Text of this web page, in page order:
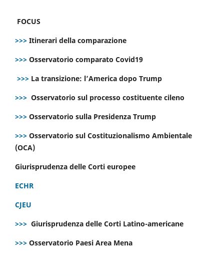
FOCUS
>>> Itinerari della comparazione
>>> Osservatorio comparato Covid19
>>> La transizione: l’America dopo Trump
>>> Osservatorio sul processo costituente cileno
>>> Osservatorio sulla Presidenza Trump
>>> Osservatorio sul Costituzionalismo Ambientale
(OCA)
Giurisprudenza delle Corti europee
ECHR
CJEU
>>> Giurisprudenza delle Corti Latino-americane
>>> Osservatorio Paesi Area Mena